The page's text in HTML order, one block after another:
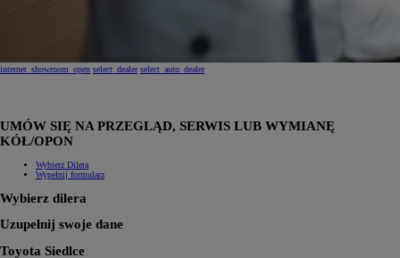
internet_showroom_open select_dealer select_auto_dealer
UMÓW SIĘ NA PRZEGLĄD, SERWIS LUB WYMIANĘ
KÓŁ/OPON
Wybierz Dilera
Wypełnij formularz
Wybierz dilera
Uzupełnij swoje dane
Toyota Siedlce